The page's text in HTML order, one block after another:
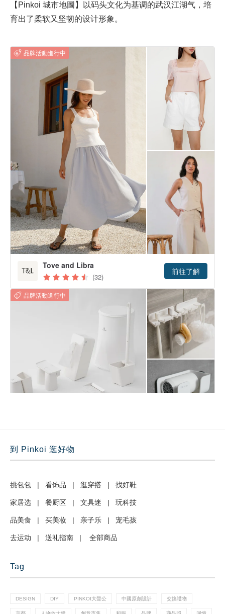
【Pinkoi 城市地圖】以码头文化为基调的武汉江湖气，培
育出了柔软又坚韧的设计形象。
到 Pinkoi 逛好物
挑包包 | 看饰品 | 逛穿搭 | 找好鞋
家居选 | 餐厨区 | 文具迷 | 玩科技
品美食 | 买美妆 | 亲子乐 | 宠毛孩
去运动 | 送礼指南 | 全部商品
Tag
DESIGN DIY PINKOI大聲公 中國原創設計 交換禮物